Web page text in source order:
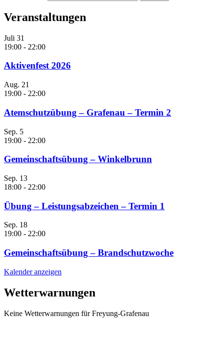
Veranstaltungen
Juli 31
19:00 - 22:00
Aktivenfest 2026
Aug. 21
19:00 - 22:00
Atemschutzübung – Grafenau – Termin 2
Sep. 5
19:00 - 22:00
Gemeinschaftsübung – Winkelbrunn
Sep. 13
18:00 - 22:00
Übung – Leistungsabzeichen – Termin 1
Sep. 18
19:00 - 22:00
Gemeinschaftsübung – Brandschutzwoche
Kalender anzeigen
Wetterwarnungen
Keine Wetterwarnungen für Freyung-Grafenau